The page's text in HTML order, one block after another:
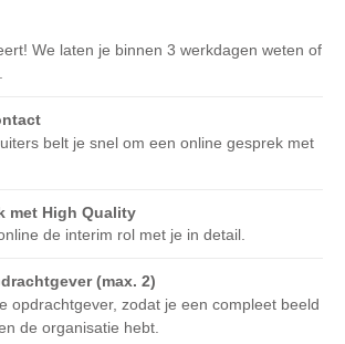
We laten je binnen 3 werkdagen weten of
belt je snel om een online gesprek met
met High Quality
de interim rol met je in detail.
(max. 2)
opdrachtgever, zodat je een compleet beeld
de organisatie hebt.